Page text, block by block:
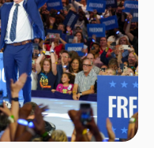
자문위원들의 말을 인용해
며 경제, 외교, 낙태 등 핵심
건드리는데 성공했다"고
터 통신이 지난 11일부터
1405명을 대상으로 실시한
면 해리스 부통령이 트럼프
다. 해리스 부통령은 47%의
42% 였다. 오차범위 이내지만
폭 커진 것이다. 또 로이터-